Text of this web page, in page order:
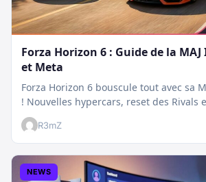
Forza Horizon 6 : Guide de la
et Meta
Forza Horizon 6 bouscule tout avec sa
! Nouvelles hypercars, reset des Rivals
:…
R3mZ
NEWS